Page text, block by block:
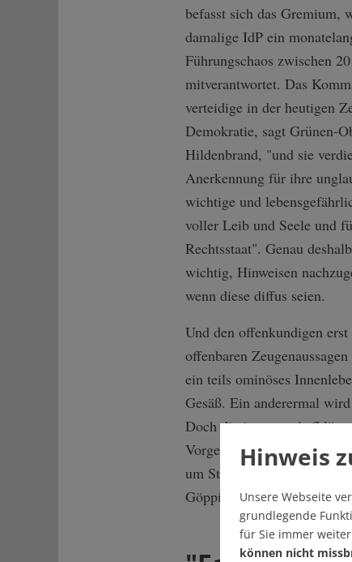
befasst sich das Gremium,
damalige IdP ein
Führungschaos zwischen
mitverantwortet. Das
verteidige in der heutigen
Demokratie, sagt Grünen-
Hildenbrand, "und sie
Anerkennung für ihre
wichtige und
voller Leib und Seele und
Rechtsstaat". Genau
wichtig, Hinweisen
wenn diese diffus seien.
Und den offenkundigen
offenbaren
ein teils ominöses
Gesäß. Ein anderermal
Doch die internen
Vorgesetzten aufgerufen
um Strafvereitelung, Lager
Göppingen.
Hinweis
Unsere Webseite
grundlegende
für Sie immer
können nicht